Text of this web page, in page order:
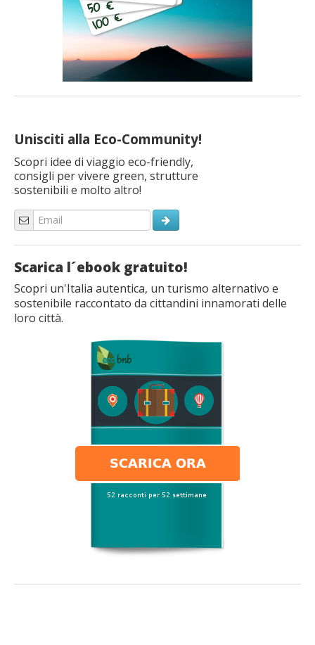
Unisciti alla Eco-Community!
Scopri idee di viaggio eco-friendly,
consigli per vivere green, strutture
sostenibili e molto altro!
Scarica l´ebook gratuito!
Scopri un'Italia autentica, un turismo alternativo e
sostenibile raccontato da cittandini innamorati delle
loro città.